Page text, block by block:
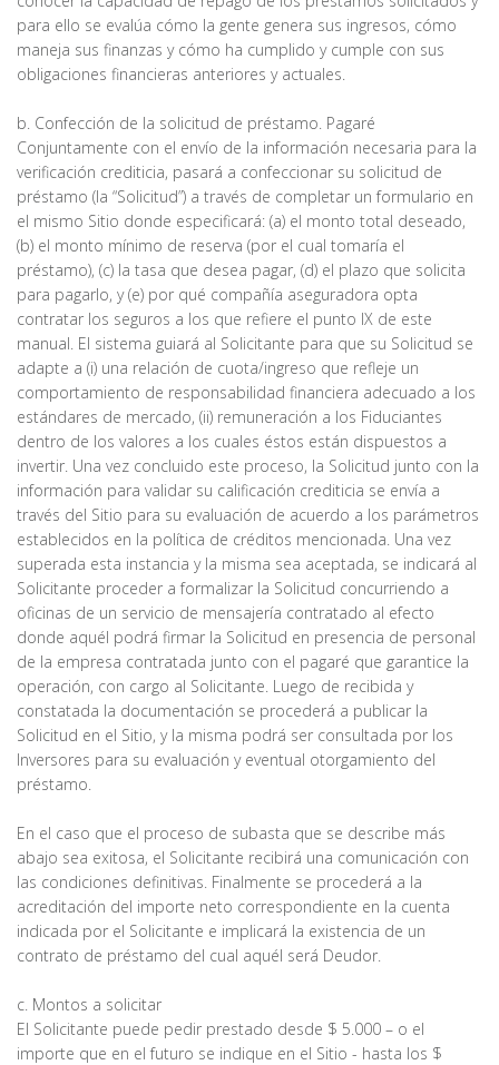
para ello se evalúa cómo la gente genera sus ingresos, cómo
maneja sus finanzas y cómo ha cumplido y cumple con sus
obligaciones financieras anteriores y actuales.
b. Confección de la solicitud de préstamo. Pagaré
Conjuntamente con el envío de la información necesaria para la
verificación crediticia, pasará a confeccionar su solicitud de
préstamo (la “Solicitud”) a través de completar un formulario en
el mismo Sitio donde especificará: (a) el monto total deseado,
(b) el monto mínimo de reserva (por el cual tomaría el
préstamo), (c) la tasa que desea pagar, (d) el plazo que solicita
para pagarlo, y (e) por qué compañía aseguradora opta
contratar los seguros a los que refiere el punto IX de este
manual. El sistema guiará al Solicitante para que su Solicitud se
adapte a (i) una relación de cuota/ingreso que refleje un
comportamiento de responsabilidad financiera adecuado a los
estándares de mercado, (ii) remuneración a los Fiduciantes
dentro de los valores a los cuales éstos están dispuestos a
invertir. Una vez concluido este proceso, la Solicitud junto con la
información para validar su calificación crediticia se envía a
través del Sitio para su evaluación de acuerdo a los parámetros
establecidos en la política de créditos mencionada. Una vez
superada esta instancia y la misma sea aceptada, se indicará al
Solicitante proceder a formalizar la Solicitud concurriendo a
oficinas de un servicio de mensajería contratado al efecto
donde aquél podrá firmar la Solicitud en presencia de personal
de la empresa contratada junto con el pagaré que garantice la
operación, con cargo al Solicitante. Luego de recibida y
constatada la documentación se procederá a publicar la
Solicitud en el Sitio, y la misma podrá ser consultada por los
Inversores para su evaluación y eventual otorgamiento del
préstamo.
En el caso que el proceso de subasta que se describe más
abajo sea exitosa, el Solicitante recibirá una comunicación con
las condiciones definitivas. Finalmente se procederá a la
acreditación del importe neto correspondiente en la cuenta
indicada por el Solicitante e implicará la existencia de un
contrato de préstamo del cual aquél será Deudor.
c. Montos a solicitar
El Solicitante puede pedir prestado desde $ 5.000 – o el
importe que en el futuro se indique en el Sitio - hasta los $